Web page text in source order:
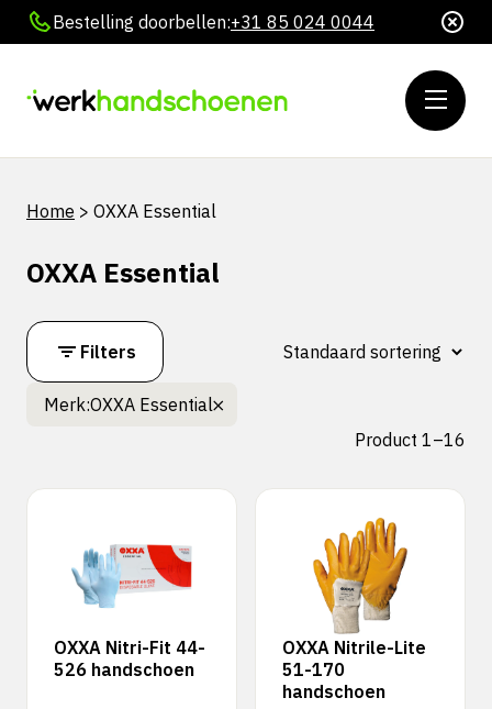
Bestelling doorbellen:+31 85 024 0044
Home > OXXA Essential
OXXA Essential
Filters
Merk:OXXA Essential
Product 1–16
OXXA Nitri-Fit 44-
526 handschoen
OXXA Nitrile-Lite
51-170
handschoen